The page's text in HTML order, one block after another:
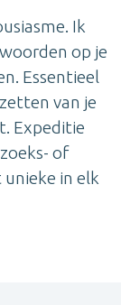
Ik
op je
Essentieel
van je
Expeditie
of
in elk